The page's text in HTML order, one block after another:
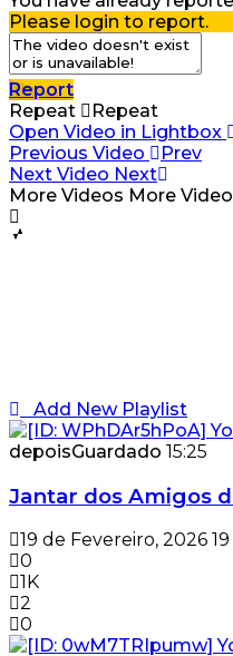
Please login to report.
Report
Repeat
Repeat
Open Video in Lightbox
Previous Video
Prev
Next Video Next
More Videos More
Add New Playlist
depoisGuardado 15:25
Jantar dos Amigos
19 de Fevereiro, 2026
0
1K
2
0